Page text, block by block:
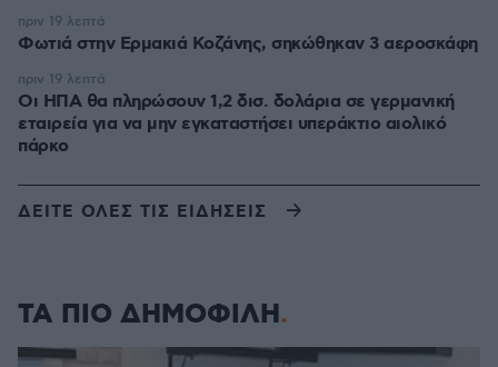
Φωτιά στην Ερμακιά Κοζάνης, σηκώθηκαν 3 αεροσκάφη
πριν 19 λεπτά
Οι ΗΠΑ θα πληρώσουν 1,2 δισ. δολάρια σε γερμανική
εταιρεία για να μην εγκαταστήσει υπεράκτιο αιολικό
πάρκο
πριν 19 λεπτά
ΔΕΙΤΕ ΟΛΕΣ ΤΙΣ ΕΙΔΗΣΕΙΣ
ΤΑ ΠΙΟ ΔΗΜΟΦΙΛΗ